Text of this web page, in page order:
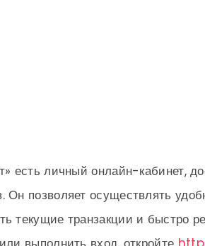
есть личный онлайн-кабинет,
Он позволяет осуществлять
текущие транзакции и быстро